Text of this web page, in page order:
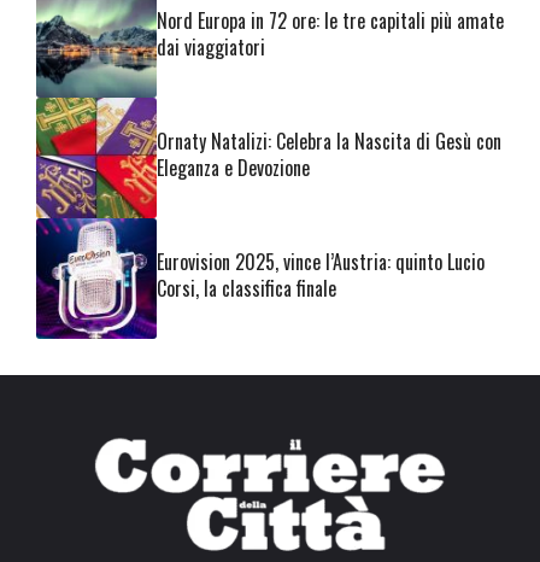
Nord Europa in 72 ore: le tre capitali più amate
dai viaggiatori
Ornaty Natalizi: Celebra la Nascita di Gesù con
Eleganza e Devozione
Eurovision 2025, vince l’Austria: quinto Lucio
Corsi, la classifica finale